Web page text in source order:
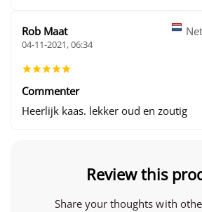
Rob Maat
04-11-2021, 06:34
Commenter
Heerlijk kaas. lekker oud en zoutig
Review this
Share your thoughts with